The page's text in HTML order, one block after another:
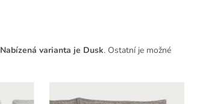
Nabízená varianta je Dusk. Ostatní je možné